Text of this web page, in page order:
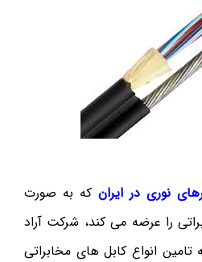
نوری در ایران که به صورت
را عرضه می کند، شرکت آراد
انواع کابل های مخابراتی